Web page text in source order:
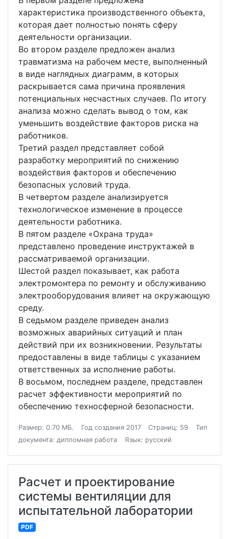
характеристика производственного объекта,
которая дает полностью понять сферу
деятельности организации.
Во втором разделе предложен анализ
травматизма на рабочем месте, выполненный
в виде наглядных диаграмм, в которых
раскрывается сама причина проявления
потенциальных несчастных случаев. По итогу
анализа можно сделать вывод о том, как
уменьшить воздействие факторов риска на
работников.
Третий раздел представляет собой
разработку мероприятий по снижению
воздействия факторов и обеспечению
безопасных условий труда.
В четвертом разделе анализируется
технологическое изменение в процессе
деятельности работника.
В пятом разделе «Охрана труда»
представлено проведение инструктажей в
рассматриваемой организации.
Шестой раздел показывает, как работа
электромонтера по ремонту и обслуживанию
электрооборудования влияет на окружающую
среду.
В седьмом разделе приведен анализ
возможных аварийных ситуаций и план
действий при их возникновении. Результаты
предоставлены в виде таблицы с указанием
ответственных за исполнение работы.
В восьмом, последнем разделе, представлен
расчет эффективности мероприятий по
обеспечению техносферной безопасности.
Размер: 0.70 МБ. Год создания 2017 Страниц: 59
Тип
документа: дипломная работа
Язык: русский
Расчет и проектирование
системы вентиляции для
испытательной лаборатории
PDF